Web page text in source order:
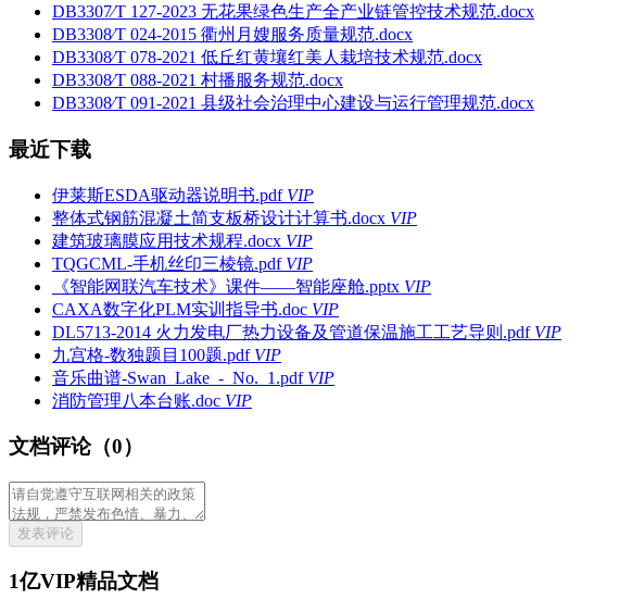
DB3307∕T 127-2023 无花果绿色生产全产业链管控技术规范.docx
DB3308∕T 024-2015 衢州月嫂服务质量规范.docx
DB3308∕T 078-2021 低丘红黄壤红美人栽培技术规范.docx
DB3308∕T 088-2021 村播服务规范.docx
DB3308∕T 091-2021 县级社会治理中心建设与运行管理规范.docx
最近下载
伊莱斯ESDA驱动器说明书.pdf VIP
整体式钢筋混凝土简支板桥设计计算书.docx VIP
建筑玻璃膜应用技术规程.docx VIP
TQGCML-手机丝印三棱镜.pdf VIP
《智能网联汽车技术》课件——智能座舱.pptx VIP
CAXA数字化PLM实训指导书.doc VIP
DL5713-2014 火力发电厂热力设备及管道保温施工工艺导则.pdf VIP
九宫格-数独题目100题.pdf VIP
音乐曲谱-Swan_Lake_-_No._1.pdf VIP
消防管理八本台账.doc VIP
文档评论（0）
发表评论
1亿VIP精品文档